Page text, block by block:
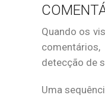
Quando os
detecção de
Uma